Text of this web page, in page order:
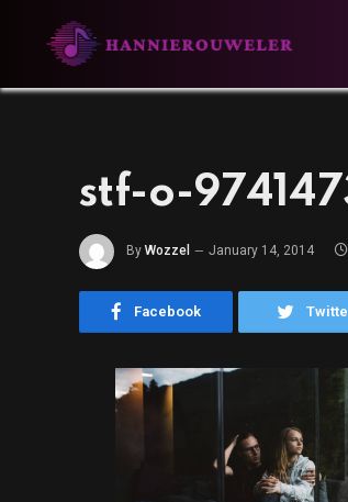
stf-o-
By Wozzel January 14, 2014
Facebook